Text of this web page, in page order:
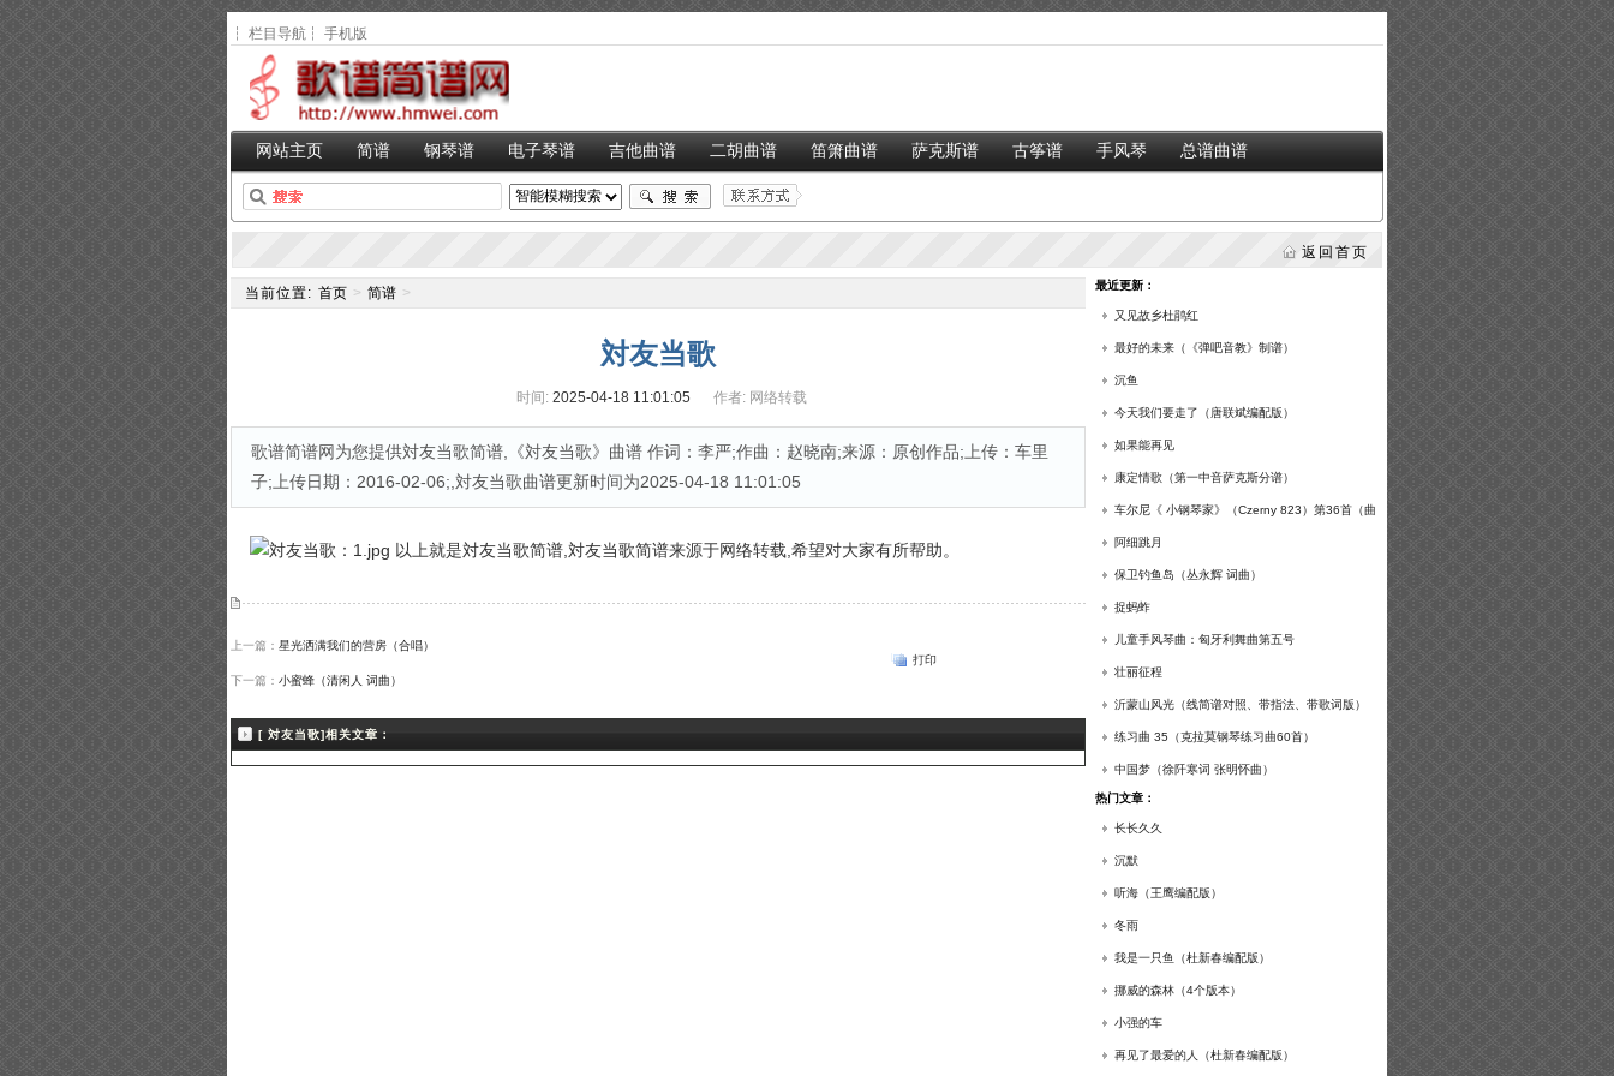
┆ 栏目导航 ┆ 手机版
网站主页 简谱 钢琴谱 电子琴谱 吉他曲谱 二胡曲谱 笛箫曲谱 萨克斯谱 古筝谱 手风琴 总谱曲谱
返回首页
当前位置: 首页 > 简谱 >
対友当歌
时间: 2025-04-18 11:01:05 作者: 网络转载
歌谱简谱网为您提供対友当歌简谱,《対友当歌》曲谱 作词：李严;作曲：赵晓南;来源：原创作品;上传：车里
子;上传日期：2016-02-06;,対友当歌曲谱更新时间为2025-04-18 11:01:05
以上就是対友当歌简谱,対友当歌简谱来源于网络转载,希望对大家有所帮助。
上一篇： 星光洒满我们的营房（合唱）
下一篇： 小蜜蜂（清闲人 词曲）
打印
[ 対友当歌]相关文章：
最近更新：
又见故乡杜鹃红
最好的未来（《弹吧音教》制谱）
沉鱼
今天我们要走了（唐联斌编配版）
如果能再见
康定情歌（第一中音萨克斯分谱）
车尔尼《 小钢琴家》（Czerny 823）第36首（曲
谱及练习提示）
阿细跳月
保卫钓鱼岛（丛永辉 词曲）
捉蚂蚱
儿童手风琴曲：匈牙利舞曲第五号
壮丽征程
沂蒙山风光（线简谱对照、带指法、带歌词版）
练习曲 35（克拉莫钢琴练习曲60首）
中国梦（徐阡寒词 张明怀曲）
热门文章：
长长久久
沉默
听海（王鹰编配版）
冬雨
我是一只鱼（杜新春编配版）
挪威的森林（4个版本）
小强的车
再见了最爱的人（杜新春编配版）